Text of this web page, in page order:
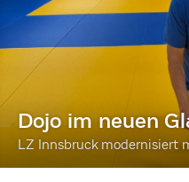
Dojo im neuen
LZ Innsbruck modernisiert